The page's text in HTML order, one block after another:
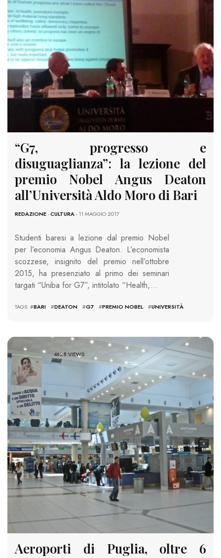
“G7, progresso e
disuguaglianza”: la lezione del
premio Nobel Angus Deaton
all’Università Aldo Moro di Bari
REDAZIONE-CULTURA- 11 MAGGIO 2017
Studenti baresi a lezione dal premio Nobel
per l’economia Angus Deaton. L’economista
scozzese, insignito del premio nell’ottobre
2015, ha presenziato al primo dei seminari
targati “Uniba for G7”, intitolato “Health,…
TAGS: #BARI #DEATON #G7 #PREMIO NOBEL #UNIVERSITÀ
4628 VIEWS
Aeroporti di Puglia, oltre 6